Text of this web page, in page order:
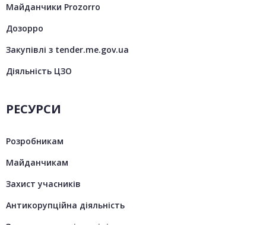
Майданчики Prozorro
Дозорро
Закупівлі з tender.me.gov.ua
Діяльність ЦЗО
РЕСУРСИ
Розробникам
Майданчикам
Захист учасників
Антикорупційна діяльність